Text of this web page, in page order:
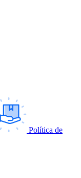
Política de